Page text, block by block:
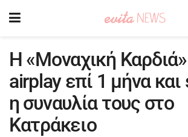
Η «Μοναχική
airplay επί 1 μήνα
η συναυλία τους στο
Κατράκειο